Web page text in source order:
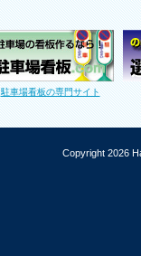
駐車場看板の専門サイト
Copyright 2026